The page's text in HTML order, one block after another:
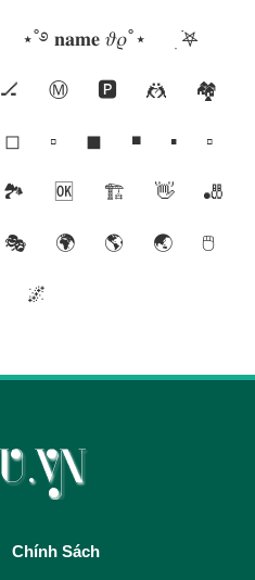
⋆˚࿔ 𝐧𝐚𝐦𝐞 𝜗𝜚˚⋆ ִ ࣪𖤐
🏒 Ⓜ️ 🅿 🤼 🏘
◻ ▫ ◼ ◾ ▪ ▫️
🏞 🆗 🏗 👋 🎳
🎭 🌍 🌎 🌏 🖱
🌌
Chính Sách